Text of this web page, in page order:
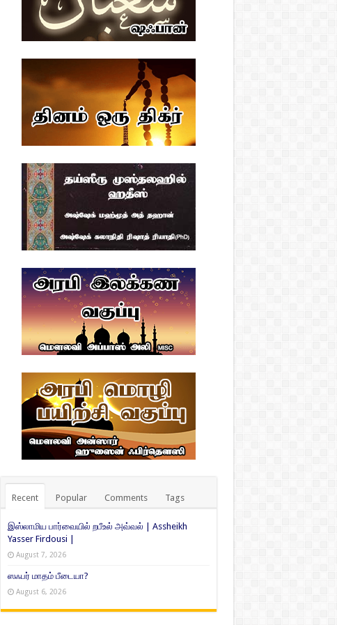
Recent Popular Comments Tags
இஸ்லாமிய பார்வையில் றபீஉல் அவ்வல் | Assheikh
Yasser Firdousi |
August 7, 2026
ஸஃபர் மாதம் பீடையா?
August 6, 2026